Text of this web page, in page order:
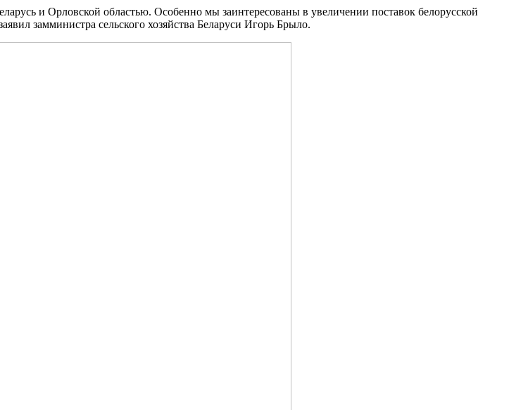
и Орловской областью. Особенно мы заинтересованы в увеличении поставок белорусской
замминистра сельского хозяйства Беларуси Игорь Брыло.